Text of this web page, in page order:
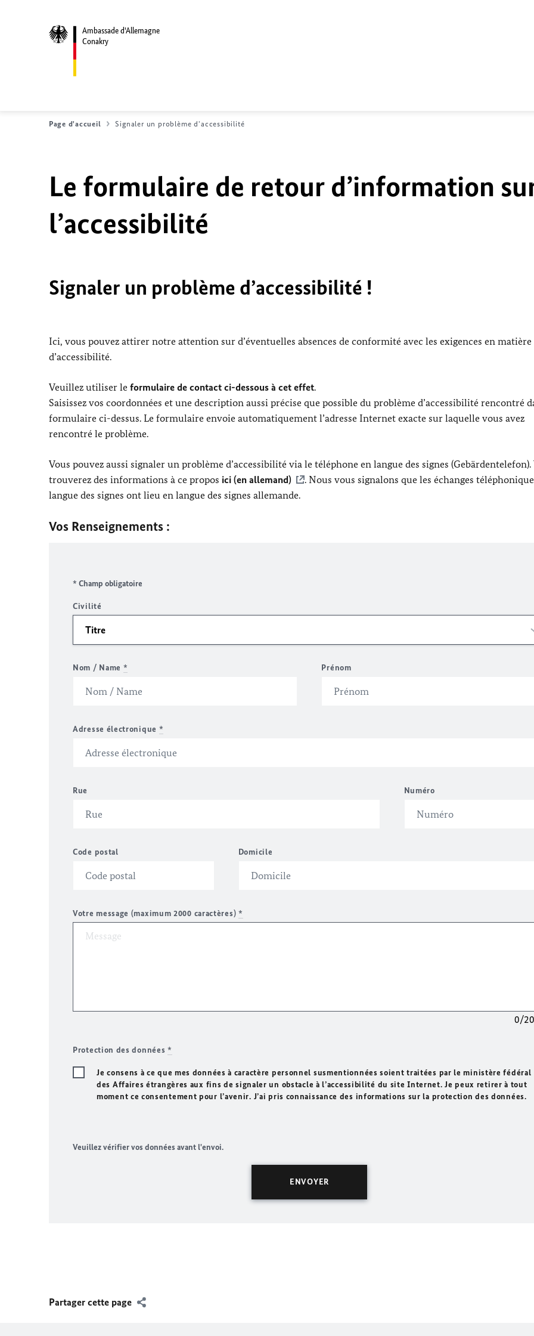
Ambassade d'Allemagne
Conakry
Page d'accueil Signaler un problème d'accessibilité
Le formulaire de retour d’information
l’accessibilité
Signaler un problème d’accessibilité !
Ici, vous pouvez attirer notre attention sur d’éventuelles absences de conformité avec les exigences en matière
d’accessibilité.
Veuillez utiliser le formulaire de contact ci-dessous à cet effet.
Saisissez vos coordonnées et une description aussi précise que possible du problème d’accessibilité rencontré
formulaire ci-dessus. Le formulaire envoie automatiquement l’adresse Internet exacte sur laquelle vous avez
rencontré le problème.
Vous pouvez aussi signaler un problème d’accessibilité via le téléphone en langue des signes (Gebärdentelefon).
trouverez des informations à ce propos ici (en allemand)
. Nous vous signalons que les échanges
langue des signes ont lieu en langue des signes allemande.
Vos Renseignements :
* Champ obligatoire
Civilité
Nom / Name * Prénom
Adresse électronique *
Rue Numéro
Code postal Domicile
Votre message (maximum 2000 caractères) *
0/
Protection des données*
Je consens à ce que mes données à caractère personnel susmentionnées soient traitées par le ministère fédéral
des Affaires étrangères aux fins de signaler un obstacle à l’accessibilité du site Internet. Je peux retirer à tout
moment ce consentement pour l’avenir. J’ai pris connaissance des informations sur la protection des données.
Veuillez vérifier vos données avant l'envoi.
Partager cette page